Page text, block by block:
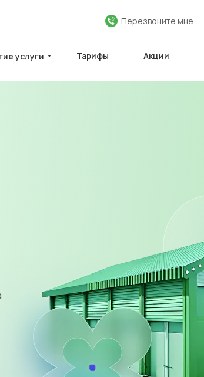
Тарифы
услуги
Перезвоните мне
Акции